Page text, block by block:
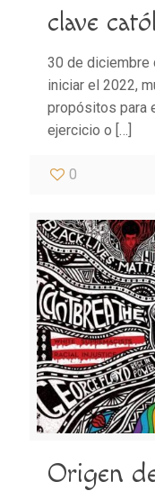
clave
30 de diciembre
iniciar el 2022,
propósitos para
ejercicio o […]
0
Origen